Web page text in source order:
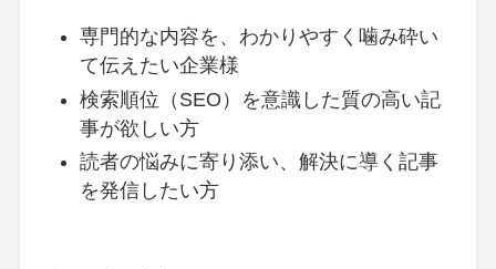
専門的な内容を、わかりやすく噛み砕い
て伝えたい企業様
検索順位（SEO）を意識した質の高い記
事が欲しい方
読者の悩みに寄り添い、解決に導く記事
を発信したい方